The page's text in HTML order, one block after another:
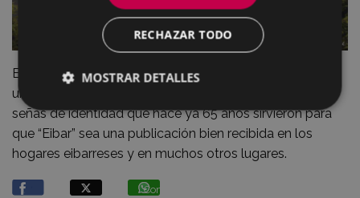
En la editorial de presentación recalcan que se va a dar
una nueva imagen a la revista pero manteniendo las
señas de identidad que hace ya 65 años sirvieron para
que “Eibar” sea una publicación bien recibida en los
hogares eibarreses y en muchos otros lugares.
Compartir
RECHAZAR TODO
MOSTRAR DETALLES